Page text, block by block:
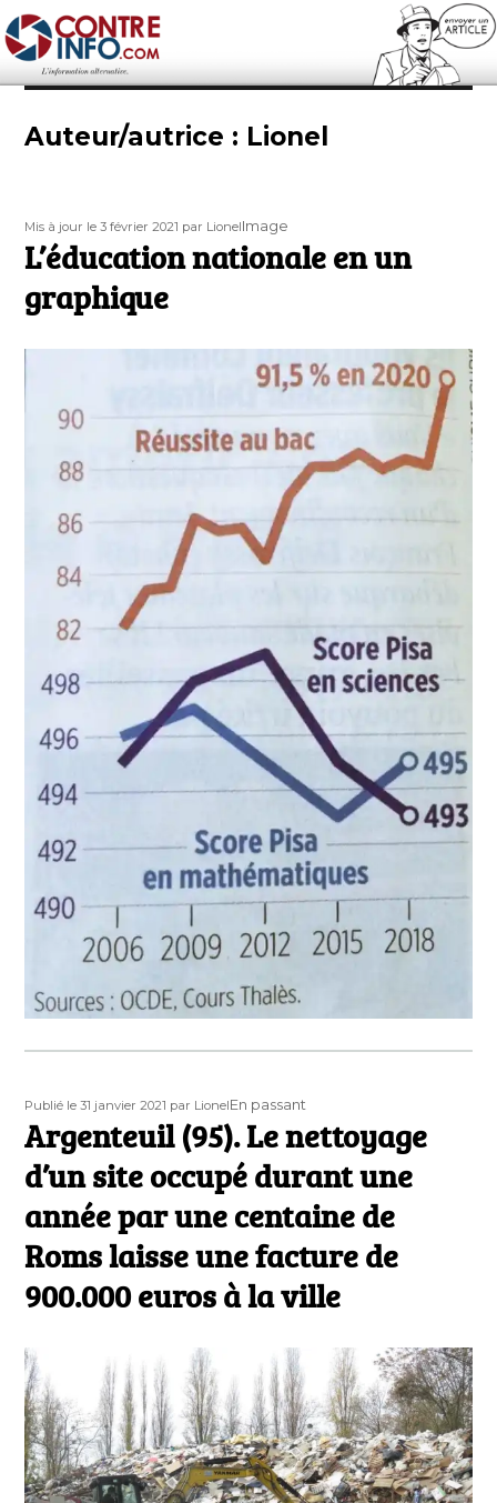
Contre-Info
Auteur/autrice : Lionel
Publié
le
Mis à jour le 3 février 2021 Auteur
par LionelFormat
Image
L’éducation nationale en un
graphique
Publié
le
Publié le 31 janvier 2021 Auteur
par LionelFormat
En passant
Argenteuil (95). Le nettoyage
d’un site occupé durant une
année par une centaine de
Roms laisse une facture de
900.000 euros à la ville